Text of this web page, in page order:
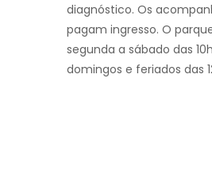
diagnóstico. Os
pagam ingresso. O
segunda a sábado das
domingos e feriados das